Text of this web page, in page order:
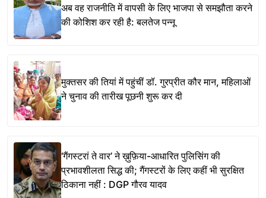
अब वह राजनीति में वापसी के लिए भाजपा से समझौता करने
की कोशिश कर रही है: बलतेज पन्नू
मुक्तसर की तियां में पहुंचीं डॉ. गुरप्रीत कौर मान, महिलाओं
ने चुनाव की तारीख पूछनी शुरू कर दी
‘गैंगस्टरां ते वार’ ने ख़ुफ़िया-आधारित पुलिसिंग की
प्रभावशीलता सिद्ध की; गैंगस्टरों के लिए कहीं भी सुरक्षित
ठिकाना नहीं : DGP गौरव यादव